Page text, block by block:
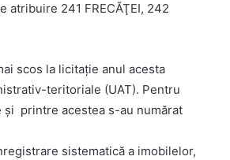
241 FRECĂŢEI, 242
scos la licitație anul acesta
teritoriale (UAT). Pentru
printre acestea s-au numărat
sistematică a imobilelor,